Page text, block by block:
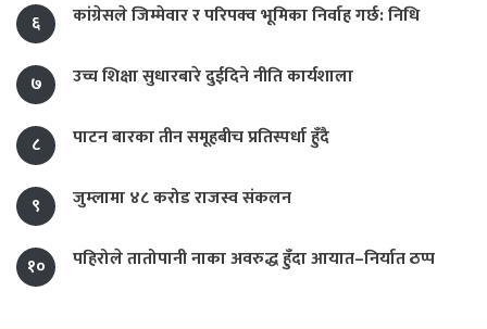
६
कांग्रेसले जिम्मेवार र परिपक्व भूमिका निर्वाह गर्छ: निधि
७ उच्च शिक्षा सुधारबारे दुईदिने नीति कार्यशाला
८ पाटन बारका तीन समूहबीच प्रतिस्पर्धा हुँदै
९ जुम्लामा ४८ करोड राजस्व संकलन
१० पहिरोले तातोपानी नाका अवरुद्ध हुँदा आयात–निर्यात ठप्प